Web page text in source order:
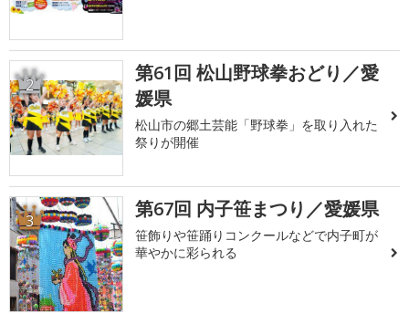
2
第61回 松山野球拳おどり／愛
媛県
松山市の郷土芸能「野球拳」を取り入れた
祭りが開催
3 第67回 内子笹まつり／愛媛県
笹飾りや笹踊りコンクールなどで内子町が
華やかに彩られる